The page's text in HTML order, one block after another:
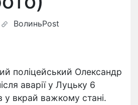
ВолиньPost
поліцейський Олександр
аварії у Луцьку 6
у вкрай важкому стані.